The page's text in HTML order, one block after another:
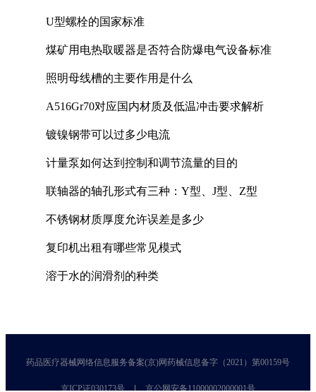
U型螺栓的国家标准
煤矿用电热取暖器是否符合防爆电气设备标准
照明母线槽的主要作用是什么
A516Gr70对应国内材质及低温冲击要求解析
镀镍钢带可以过多少电流
计量泵如何达到控制和调节流量的目的
联轴器的轴孔形式有三种：Y型、J型、Z型
不锈钢材质厚度允许误差是多少
复印机出租有哪些常见模式
溶于水的润滑剂的种类
药品医疗器械网络信息服务备案(京)网药械信息备字（2021）第00159号
京ICP证030173号 京公网安备11000002000001号